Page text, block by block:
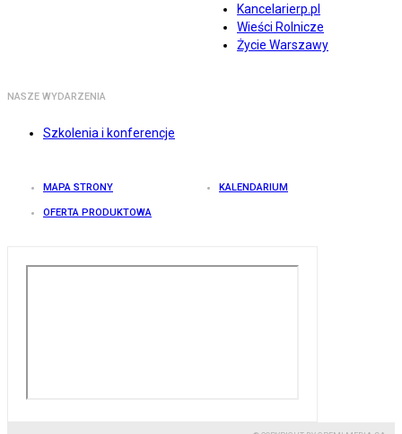
Kancelarierp.pl
Wieści Rolnicze
Życie Warszawy
NASZE WYDARZENIA
Szkolenia i konferencje
MAPA STRONY KALENDARIUM
OFERTA PRODUKTOWA